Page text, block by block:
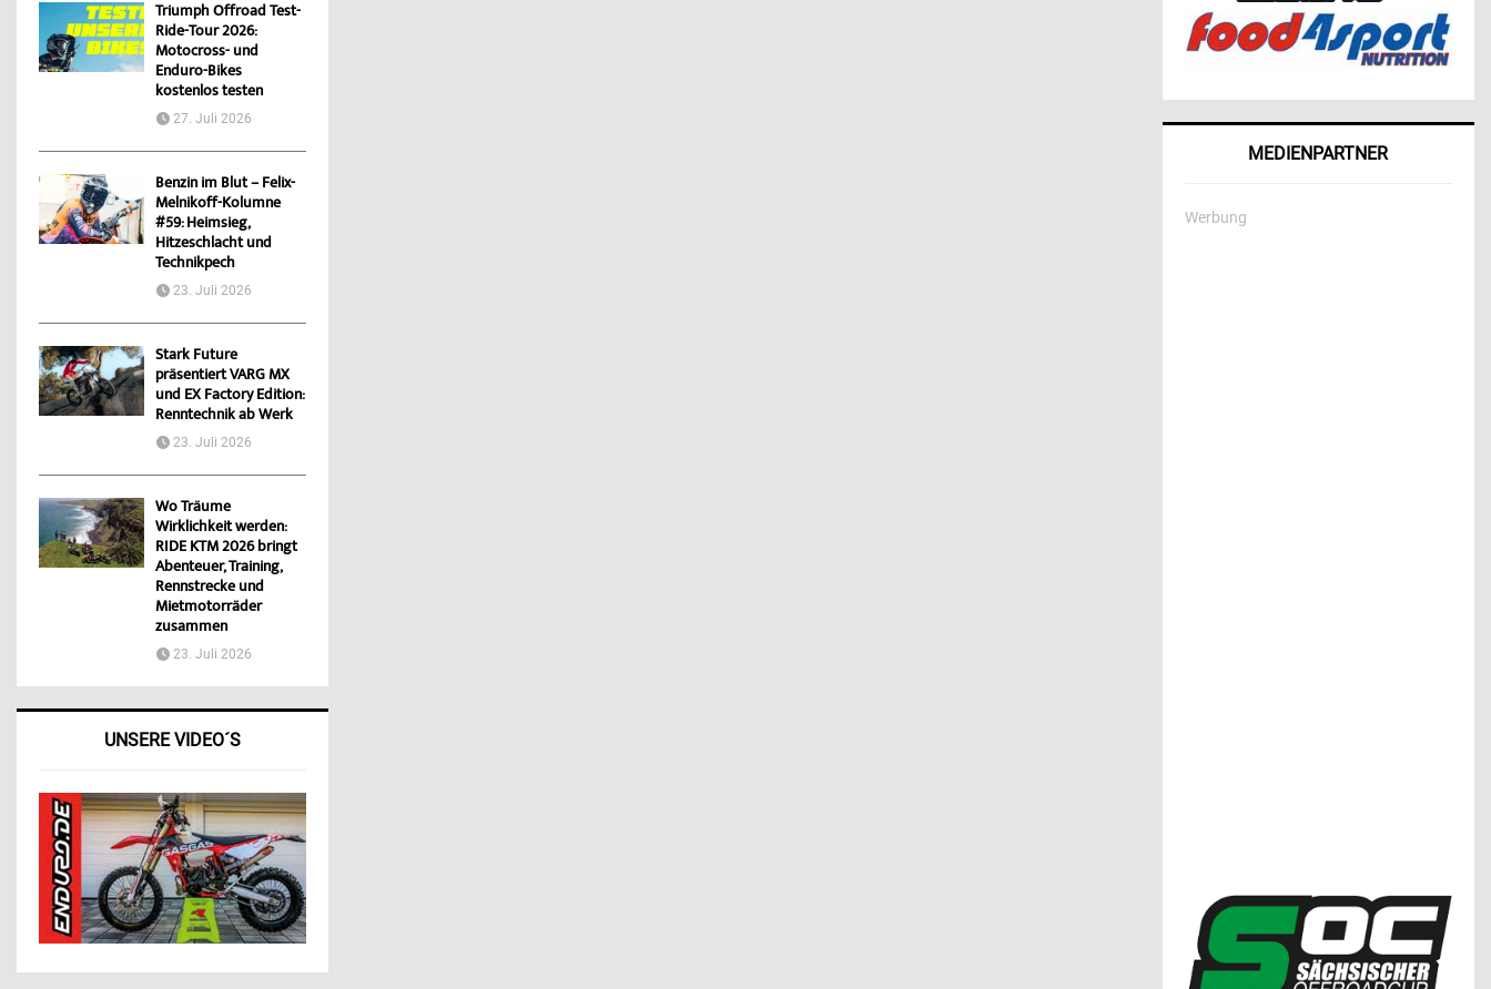
Triumph Offroad Test-
Ride-Tour 2026:
Motocross- und
Enduro-Bikes
kostenlos testen
27. Juli 2026
Benzin im Blut – Felix-
Melnikoff-Kolumne
#59: Heimsieg,
Hitzeschlacht und
Technikpech
23. Juli 2026
Stark Future
präsentiert VARG MX
und EX Factory Edition:
Renntechnik ab Werk
23. Juli 2026
Wo Träume
Wirklichkeit werden:
RIDE KTM 2026 bringt
Abenteuer, Training,
Rennstrecke und
Mietmotorräder
zusammen
23. Juli 2026
UNSERE VIDEO´S
MEDIENPARTNER
Werbung